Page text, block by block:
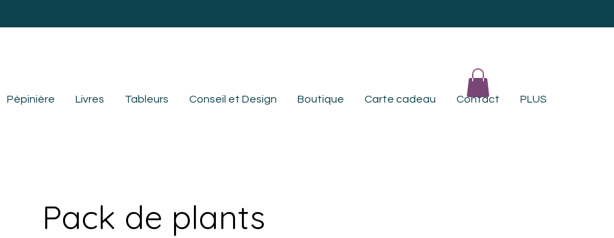
Pépinière Livres Tableurs Conseil et Design Boutique Carte cadeau Contact PLUS
Pack de plants